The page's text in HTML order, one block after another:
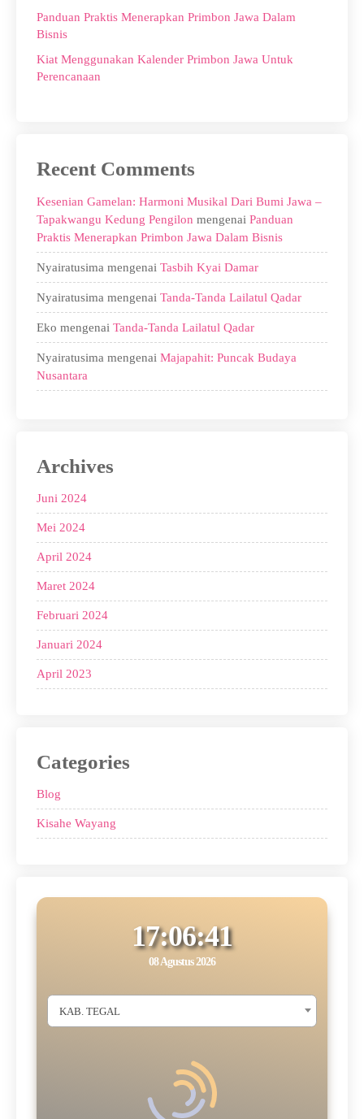
Panduan Praktis Menerapkan Primbon Jawa Dalam
Bisnis
Kiat Menggunakan Kalender Primbon Jawa Untuk
Perencanaan
Recent Comments
Kesenian Gamelan: Harmoni Musikal Dari Bumi Jawa –
Tapakwangu Kedung Pengilon mengenai Panduan
Praktis Menerapkan Primbon Jawa Dalam Bisnis
Nyairatusima mengenai Tasbih Kyai Damar
Nyairatusima mengenai Tanda-Tanda Lailatul Qadar
Eko mengenai Tanda-Tanda Lailatul Qadar
Nyairatusima mengenai Majapahit: Puncak Budaya
Nusantara
Archives
Juni 2024
Mei 2024
April 2024
Maret 2024
Februari 2024
Januari 2024
April 2023
Categories
Blog
Kisahe Wayang
17:06:42
08 Agustus 2026
KAB. TEGAL